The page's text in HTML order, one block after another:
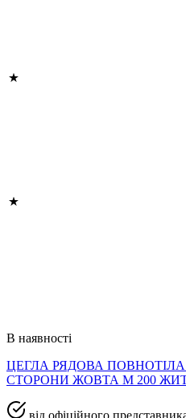
В наявності
ЦЕГЛА РЯДОВА
СТОРОНИ ЖОВТА М 200
від офіційного